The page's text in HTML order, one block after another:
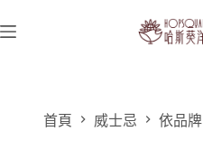
至
首頁 威士忌 依品牌